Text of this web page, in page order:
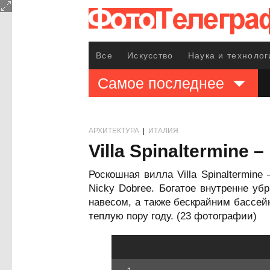
Все Искусство Наука и
Самое последнее
АРХИТЕКТУРА ИТАЛИЯ
Villa Spinaltermine –
Роскошная вилла Villa
Nicky Dobree. Богатое внутренне
навесом, а также бескрайним
теплую пору году. (23 фотографии)